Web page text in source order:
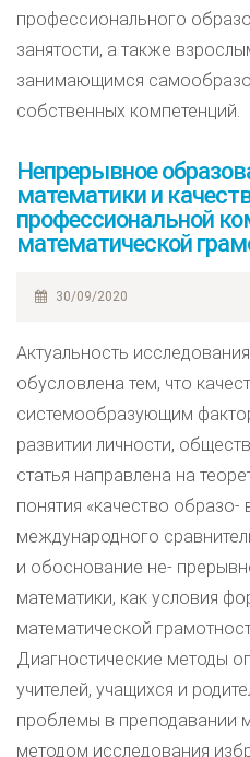
профессионального
занятости, а также
занимающимся
собственных компетенций.
Непрерывное
математики и
профессиональной
математической
30/09/2020
Актуальность
обусловлена тем, что
системообразующим
развитии личности,
статья направлена на
понятия «качество образо-
международного
и обоснование не-
математики, как условия
математической
Диагностические методы
учителей, учащихся и
проблемы в преподавании
методом исследования